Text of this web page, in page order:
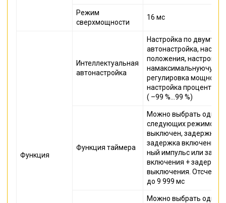
Режим
сверхмощности
16 мс
Функция
Интеллектуальная
автонастройка
Настройка по
автонастройка,
положения, настройка
регулировка
настройка
( –99 %…99 %)
Функция таймера
Можно выбрать один
следующих режимов:
выключен, задержка
задержка включения,
ный импульс или
включения + задержка
выключения. Отсчет
до 9 999 мс
Можно выбрать один